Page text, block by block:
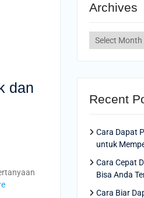
dan
Archives
Archives
Recent
Cara Dapat
untuk
Cara Cepat
Bisa Anda
Cara Biar